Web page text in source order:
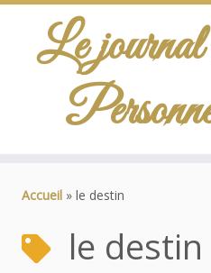
Le journal
Accueil » le destin
le destin